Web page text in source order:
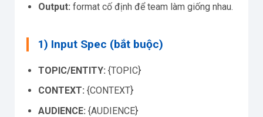
Output: format cố định để team làm giống nhau.
1) Input Spec (bắt buộc)
TOPIC/ENTITY: {TOPIC}
CONTEXT: {CONTEXT}
AUDIENCE: {AUDIENCE}